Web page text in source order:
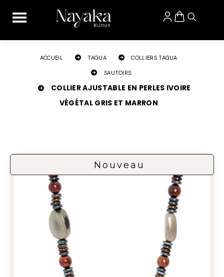
ACCUEIL TAGUA COLLIERS TAGUA
SAUTOIRS
COLLIER AJUSTABLE EN PERLES IVOIRE
VÉGÉTAL GRIS ET MARRON
Nouveau